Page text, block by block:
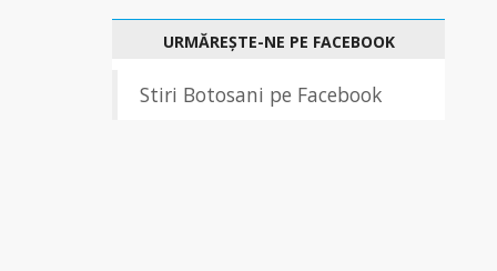
URMĂREȘTE-NE PE FACEBOOK
Stiri Botosani pe Facebook